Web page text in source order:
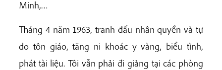
Minh,…
Tháng 4 năm 1963, tranh đấu nhân quyền và tự
do tôn giáo, tăng ni khoác y vàng, biểu tình,
phát tài liệu. Tôi vẫn phải đi giảng tại các phòng